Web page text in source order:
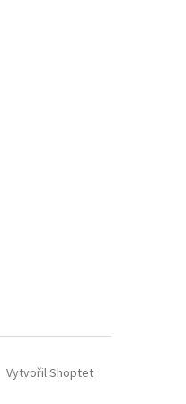
Vytvořil Shoptet